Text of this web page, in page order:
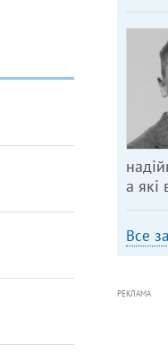
а які
Все
РЕКЛАМА